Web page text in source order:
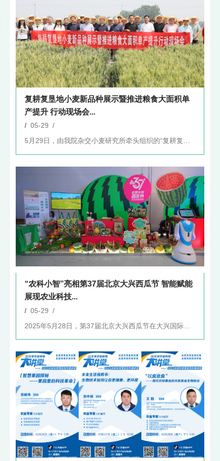
复耕复垦地小麦新品种展示暨推进粮食大面积单
产提升 行动现场会...
/ 05-29 /
5月29日，由我院杂交小麦研究所牵头组织的“复耕复垦地小麦新...
“农科小智”亮相第37届北京大兴西瓜节 智能赋能
展现农业科技...
/ 05-29 /